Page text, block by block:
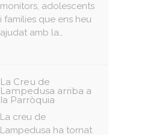
monitors, adolescents
i famílies que ens heu
ajudat amb la…
La Creu de
Lampedusa arriba a
la Parròquia
La creu de
Lampedusa ha tornat